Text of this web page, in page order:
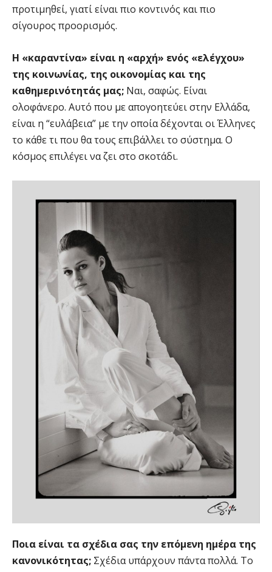
προτιμηθεί, γιατί είναι πιο κοντινός και πιο
σίγουρος προορισμός.
Η «καραντίνα» είναι η «αρχή» ενός «ελέγχου»
της κοινωνίας, της οικονομίας και της
καθημερινότητάς μας; Ναι, σαφώς. Είναι
ολοφάνερο. Αυτό που με απογοητεύει στην Ελλάδα,
είναι η “ευλάβεια” με την οποία δέχονται οι Έλληνες
το κάθε τι που θα τους επιβάλλει το σύστημα. Ο
κόσμος επιλέγει να ζει στο σκοτάδι.
Ποια είναι τα σχέδια σας την επόμενη ημέρα της
κανονικότητας; Σχέδια υπάρχουν πάντα πολλά. Το